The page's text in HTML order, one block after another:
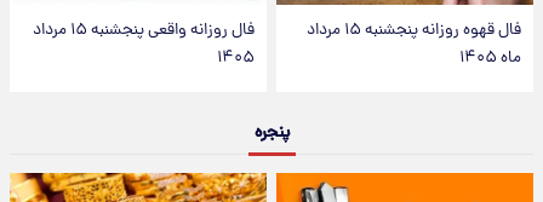
فال قهوه روزانه پنجشنبه ۱۵ مرداد
ماه ۱۴۰۵
فال روزانه واقعی پنجشنبه ۱۵ مرداد
۱۴۰۵
پنجره